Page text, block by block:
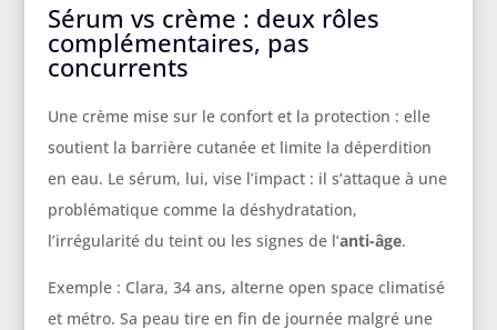
Sérum vs crème : deux rôles
complémentaires, pas
concurrents
Une crème mise sur le confort et la protection : elle
soutient la barrière cutanée et limite la déperdition
en eau. Le sérum, lui, vise l’impact : il s’attaque à une
problématique comme la déshydratation,
l’irrégularité du teint ou les signes de l’anti-âge.
Exemple : Clara, 34 ans, alterne open space climatisé
et métro. Sa peau tire en fin de journée malgré une